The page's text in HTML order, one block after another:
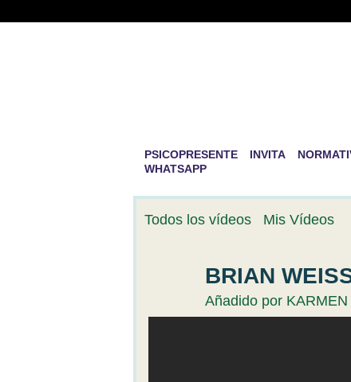
PSICOPRESENTE INVITA
WHATSAPP
Todos los vídeos Mis Vídeos
BRIAN
Añadido por KARMEN